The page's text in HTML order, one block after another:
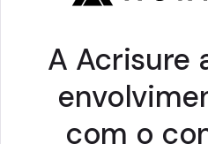
A Acrisure
com o